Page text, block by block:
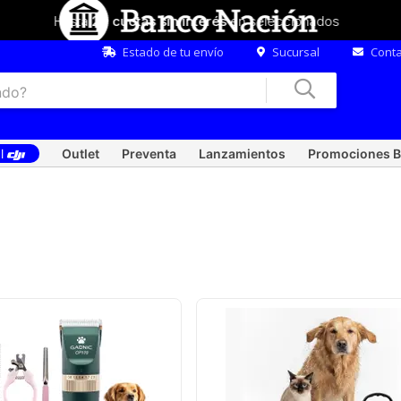
Hasta20 cuotas sin interésen seleccionados
Estado de tu envío Sucursal
Outlet Preventa Lanzamientos Promociones